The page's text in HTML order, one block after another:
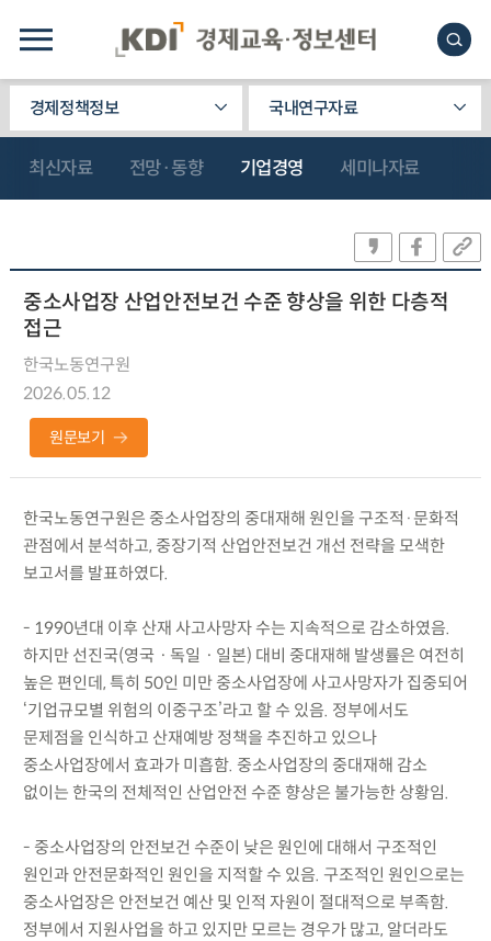
경제정책정보 국내연구자료
최신자료 전망·동향 기업경영 세미나자료
중소사업장 산업안전보건 수준 향상을 위한 다층적
접근
한국노동연구원
2026.05.12
원문보기
한국노동연구원은 중소사업장의 중대재해 원인을 구조적·문화적
관점에서 분석하고, 중장기적 산업안전보건 개선 전략을 모색한
보고서를 발표하였다.
- 1990년대 이후 산재 사고사망자 수는 지속적으로 감소하였음.
하지만 선진국(영국ㆍ독일ㆍ일본) 대비 중대재해 발생률은 여전히
높은 편인데, 특히 50인 미만 중소사업장에 사고사망자가 집중되어
‘기업규모별 위험의 이중구조’라고 할 수 있음. 정부에서도
문제점을 인식하고 산재예방 정책을 추진하고 있으나
중소사업장에서 효과가 미흡함. 중소사업장의 중대재해 감소
없이는 한국의 전체적인 산업안전 수준 향상은 불가능한 상황임.
- 중소사업장의 안전보건 수준이 낮은 원인에 대해서 구조적인
원인과 안전문화적인 원인을 지적할 수 있음. 구조적인 원인으로는
중소사업장은 안전보건 예산 및 인적 자원이 절대적으로 부족함.
정부에서 지원사업을 하고 있지만 모르는 경우가 많고, 알더라도